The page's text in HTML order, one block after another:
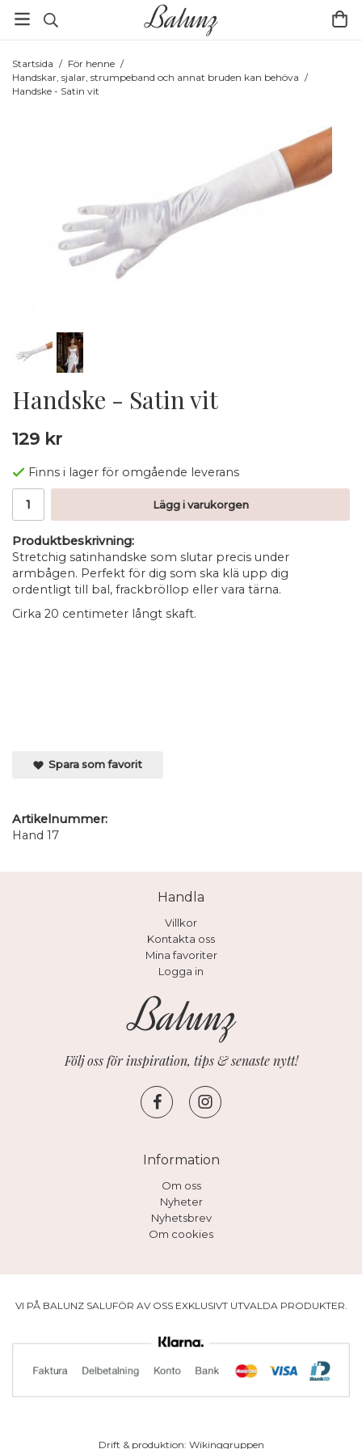
Startsida / För henne /
Handskar, sjalar, strumpeband och annat bruden kan behöva /
Handske - Satin vit
Handske - Satin vit
129 kr
Finns i lager för omgående leverans
Lägg i varukorgen
Produktbeskrivning:
Stretchig satinhandske som slutar precis under
armbågen. Perfekt för dig som ska klä upp dig
ordentligt till bal, frackbröllop eller vara tärna.
Cirka 20 centimeter långt skaft.
Spara som favorit
Artikelnummer:
Hand 17
Handla
Villkor
Kontakta oss
Mina favoriter
Logga in
Följ oss för inspiration, tips & senaste nytt!
Information
Om oss
Nyheter
Nyhetsbrev
Om cookies
VI PÅ BALUNZ SALUFÖR AV OSS EXKLUSIVT UTVALDA PRODUKTER.
Drift & produktion: Wikinggruppen